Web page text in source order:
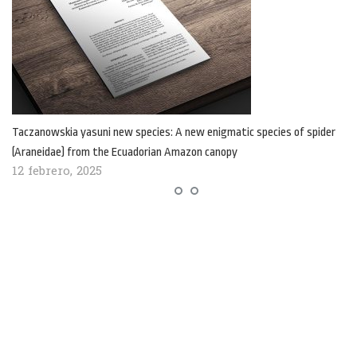
Taczanowskia yasuni new species: A new enigmatic species of spider
(Araneidae) from the Ecuadorian Amazon canopy
12 febrero, 2025